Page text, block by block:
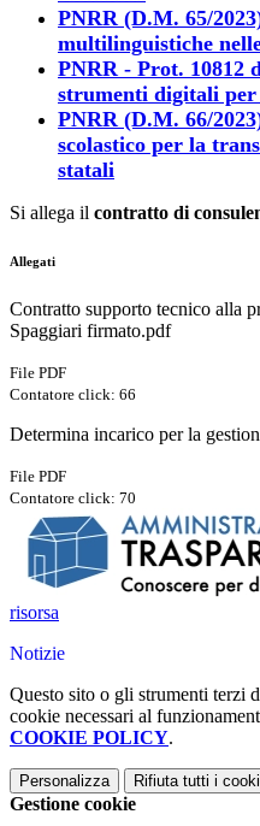
PNRR (D.M. 65/
multilinguistiche
PNRR - Prot. 10812
strumenti digitali
PNRR (D.M. 66/
scolastico per la
statali
Si allega il contratto di
Allegati
Contratto supporto tecnico alla
Spaggiari firmato.pdf
File PDF
Contatore click: 66
Determina incarico per la
File PDF
Contatore click: 70
risorsa
Notizie
Questo sito o gli strumenti terzi
cookie necessari al
COOKIE POLICY.
Personalizza Rifiuta tutti i
Gestione cookie